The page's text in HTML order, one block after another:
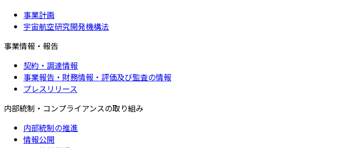
事業計画
宇宙航空研究開発機構法
事業情報・報告
契約・調達情報
事業報告・財務情報・評価及び監査の情報
プレスリリース
内部統制・コンプライアンスの取り組み
内部統制の推進
情報公開